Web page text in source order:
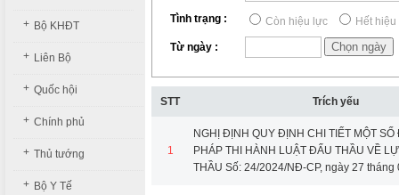
+ Bộ KHĐT
+ Liên Bộ
+ Quốc hội
+ Chính phủ
+ Thủ tướng
+ Bộ Y Tế
Tình trạng : Còn hiệu lực Hết
Từ ngày :
STT Trích yếu
1
NGHỊ ĐỊNH QUY ĐỊNH CHI TIẾT MỘT SỐ
PHÁP THI HÀNH LUẬT ĐẤU THẦU VỀ
THẦU Số: 24/2024/NĐ-CP, ngày 27 tháng